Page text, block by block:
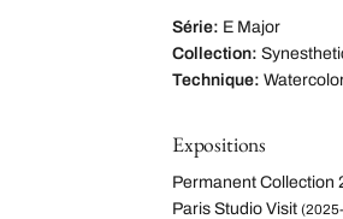
Série: E Major
Collection:
Technique:
Expositions
Permanent Collection
Paris Studio Visit